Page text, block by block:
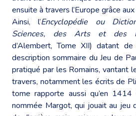
ensuite à travers l’Europe grâce
Ainsi, l’Encyclopédie ou
Sciences, des Arts et des
d’Alembert, Tome XII) datant
description sommaire du Jeu de
pratiqué par les Romains, vantant
travers, notamment les écrits de
tome rapporte aussi qu’en
nommée Margot, qui jouait au jeu